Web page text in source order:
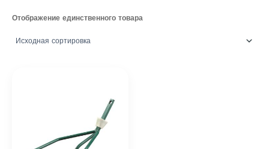
Отображение единственного товара